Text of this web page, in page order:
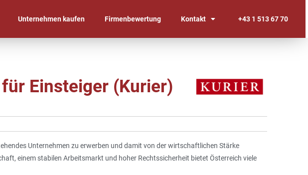
Unternehmen kaufen Firmenbewertung Kontakt +43 1 513 67 70
Einsteiger (Kurier)
Unternehmen zu erwerben und damit von der wirtschaftlichen Stärke
einem stabilen Arbeitsmarkt und hoher Rechtssicherheit bietet Österreich viele